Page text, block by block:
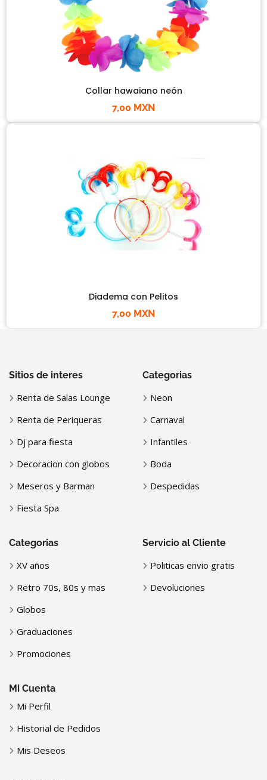
Collar hawaiano neón
7,00 MXN
Diadema con Pelitos
7,00 MXN
Sitios de interes
Renta de Salas Lounge
Renta de Periqueras
Dj para fiesta
Decoracion con globos
Meseros y Barman
Fiesta Spa
Categorias
Neon
Carnaval
Infantiles
Boda
Despedidas
Categorias
XV años
Retro 70s, 80s y mas
Globos
Graduaciones
Promociones
Servicio al Cliente
Politicas envio gratis
Devoluciones
Mi Cuenta
Mi Perfil
Historial de Pedidos
Mis Deseos